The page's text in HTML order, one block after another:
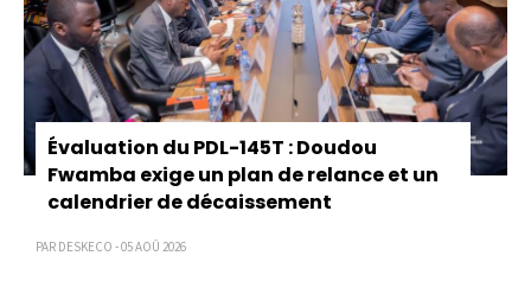
Évaluation du PDL-145T : Doudou
Fwamba exige un plan de relance et un
calendrier de décaissement
PAR DESKECO - 05 AOÛ 2026